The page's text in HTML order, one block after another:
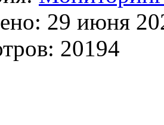
29 июня
20194